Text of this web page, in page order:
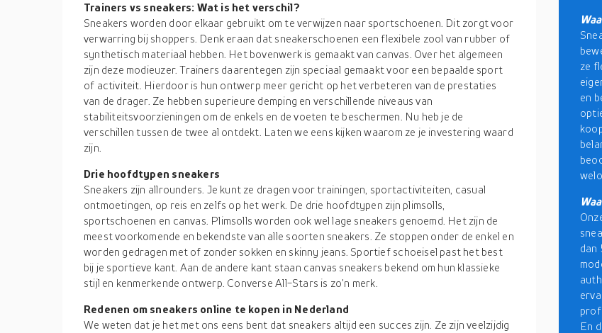
Trainers vs sneakers: Wat is het verschil?
Sneakers worden door elkaar gebruikt om te verwijzen naar sportschoenen. Dit zorgt voor
verwarring bij shoppers. Denk eraan dat sneakerschoenen een flexibele zool van rubber of
synthetisch materiaal hebben. Het bovenwerk is gemaakt van canvas. Over het algemeen
zijn deze modieuzer. Trainers daarentegen zijn speciaal gemaakt voor een bepaalde sport
of activiteit. Hierdoor is hun ontwerp meer gericht op het verbeteren van de prestaties
van de drager. Ze hebben superieure demping en verschillende niveaus van
stabiliteitsvoorzieningen om de enkels en de voeten te beschermen. Nu heb je de
verschillen tussen de twee al ontdekt. Laten we eens kijken waarom ze je investering waard
zijn.
Drie hoofdtypen sneakers
Sneakers zijn allrounders. Je kunt ze dragen voor trainingen, sportactiviteiten, casual
ontmoetingen, op reis en zelfs op het werk. De drie hoofdtypen zijn plimsolls,
sportschoenen en canvas. Plimsolls worden ook wel lage sneakers genoemd. Het zijn de
meest voorkomende en bekendste van alle soorten sneakers. Ze stoppen onder de enkel en
worden gedragen met of zonder sokken en skinny jeans. Sportief schoeisel past het best
bij je sportieve kant. Aan de andere kant staan canvas sneakers bekend om hun klassieke
stijl en kenmerkende ontwerp. Converse All-Stars is zo'n merk.
Redenen om sneakers online te kopen in Nederland
We weten dat je het met ons eens bent dat sneakers altijd een succes zijn. Ze zijn veelzijdig
ze
en
dan
En